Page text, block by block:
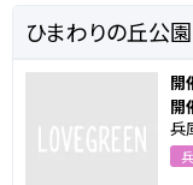
ひまわりの丘公
開
開
兵